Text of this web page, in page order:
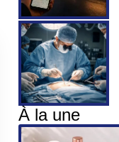
À la une